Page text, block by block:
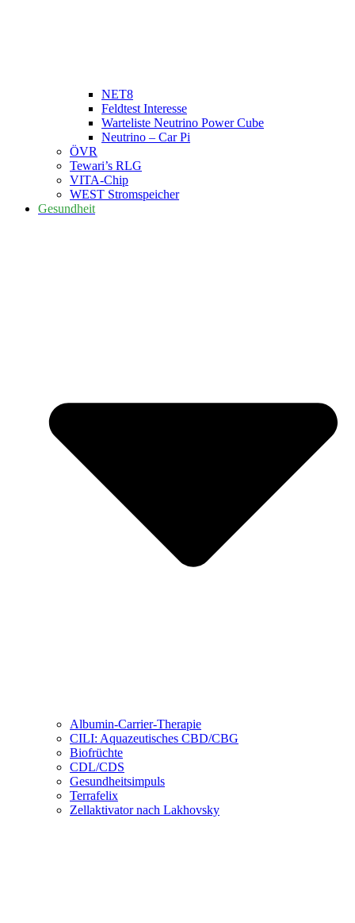
NET8
Feldtest Interesse
Warteliste Neutrino Power Cube
Neutrino – Car Pi
ÖVR
Tewari’s RLG
VITA-Chip
WEST Stromspeicher
Gesundheit
Albumin-Carrier-Therapie
CILI: Aquazeutisches CBD/CBG
Biofrüchte
CDL/CDS
Gesundheitsimpuls
Terrafelix
Zellaktivator nach Lakhovsky